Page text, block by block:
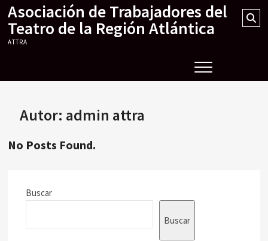
Skip
content
Asociación de Trabajadores del
Teatro de la Región Atlántica
ATTRA
Autor: admin attra
No Posts Found.
Buscar
Buscar